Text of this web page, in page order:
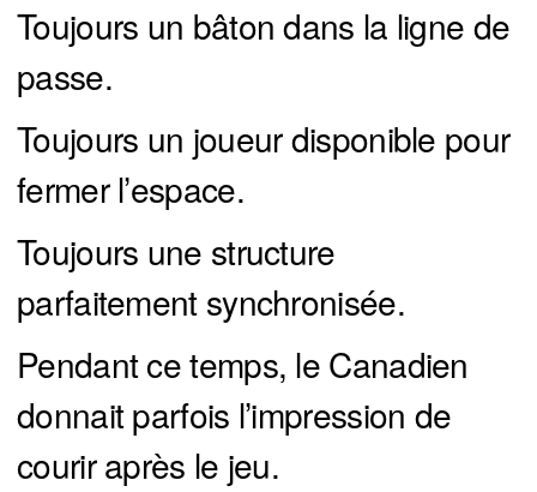
Toujours un bâton dans la ligne de
passe.
Toujours un joueur disponible pour
fermer l’espace.
Toujours une structure
parfaitement synchronisée.
Pendant ce temps, le Canadien
donnait parfois l’impression de
courir après le jeu.